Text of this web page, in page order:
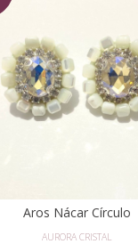
Aros Nácar Círculo
AURORA CRISTAL